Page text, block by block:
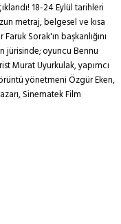
18-24 Eylül tarihleri
metraj, belgesel ve kısa
Sorak'ın başkanlığını
jürisinde; oyuncu Bennu
Murat Uyurkulak, yapımcı
yönetmeni Özgür Eken,
Sinematek Film